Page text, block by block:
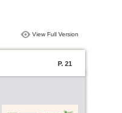
View Full Version
P. 21